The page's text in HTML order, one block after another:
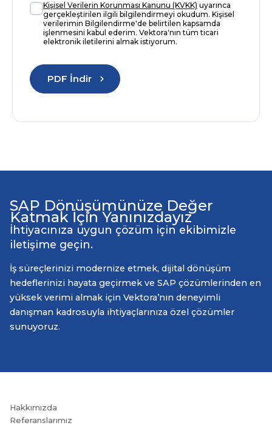
Kişisel Verilerin Korunması Kanunu (KVKK) uyarınca
gerçekleştirilen ilgili bilgilendirmeyi okudum. Kişisel
verilerimin Bilgilendirme'de belirtilen kapsamda
işlenmesini kabul ederim. Vektora'nın tüm ticari
elektronik iletilerini almak istiyorum.
SAP Dönüşümünüze Değer
Katmak İçin Yanınızdayız
İhtiyacınıza uygun çözüm için ekibimizle
iletişime geçin.
İş süreçlerinizi modernize etmek, dijital dönüşüm
hedeflerinizi hayata geçirmek ve SAP çözümlerinden en
yüksek verimi almak için Vektora’nın deneyimli
danışman kadrosuyla ihtiyaçlarınıza özel çözümler
sunuyoruz.
Hakkımızda
Referanslarımız